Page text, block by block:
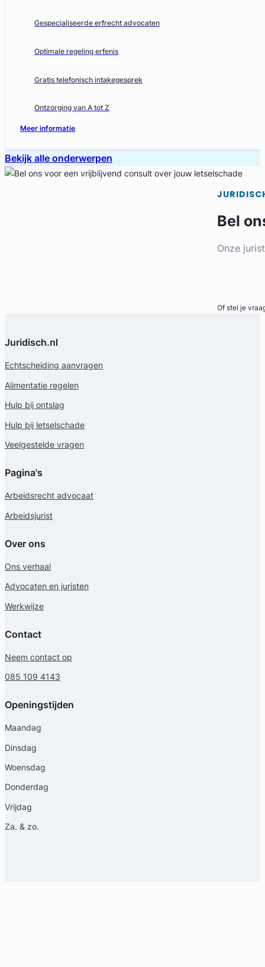
Gespecialiseerde erfrecht advocaten
Optimale regeling erfenis
Gratis telefonisch intakegesprek
Ontzorging van A tot Z
Meer informatie
Bekijk alle onderwerpen
Bel
Onze
Of stel je
Juridisch.nl
Echtscheiding aanvragen
Alimentatie regelen
Hulp bij ontslag
Hulp bij letselschade
Veelgestelde vragen
Pagina's
Arbeidsrecht advocaat
Arbeidsjurist
Over ons
Ons verhaal
Advocaten en juristen
Werkwijze
Contact
Neem contact op
085 109 4143
Openingstijden
Maandag
Dinsdag
Woensdag
Donderdag
Vrijdag
Za. & zo.